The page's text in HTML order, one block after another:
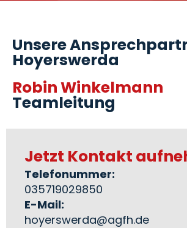
Unsere
Hoyerswerda
Robin Winkelmann
Teamleitung
Jetzt Kontakt
Telefonummer:
035719029850
E-Mail:
hoyerswerda@agfh.de